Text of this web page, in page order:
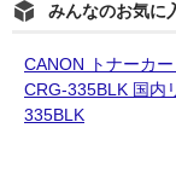
みんなのお気に
CANON トナーカ
CRG-335BLK 国内
335BLK